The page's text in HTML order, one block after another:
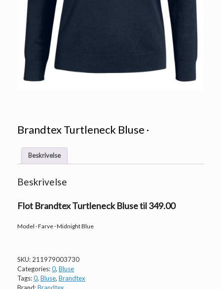
Brandtex Turtleneck Bluse ·
Beskrivelse
Beskrivelse
Flot Brandtex Turtleneck Bluse til 349.00
Model · Farve · Midnight Blue
SKU: 211979003730
Categories:0, Bluse
Tags:0, Bluse, Brandtex